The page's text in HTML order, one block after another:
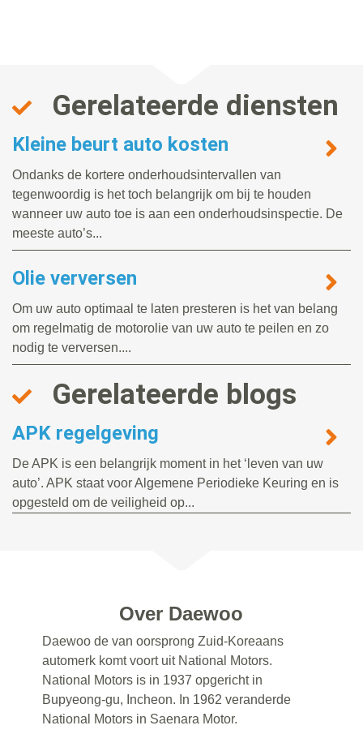
Gerelateerde diensten
Kleine beurt auto kosten
Ondanks de kortere onderhoudsintervallen van
tegenwoordig is het toch belangrijk om bij te houden
wanneer uw auto toe is aan een onderhoudsinspectie. De
meeste auto’s...
Olie verversen
Om uw auto optimaal te laten presteren is het van belang
om regelmatig de motorolie van uw auto te peilen en zo
nodig te verversen....
Gerelateerde blogs
APK regelgeving
De APK is een belangrijk moment in het ‘leven van uw
auto’. APK staat voor Algemene Periodieke Keuring en is
opgesteld om de veiligheid op...
Over Daewoo
Daewoo de van oorsprong Zuid-Koreaans
automerk komt voort uit National Motors.
National Motors is in 1937 opgericht in
Bupyeong-gu, Incheon. In 1962 veranderde
National Motors in Saenara Motor.